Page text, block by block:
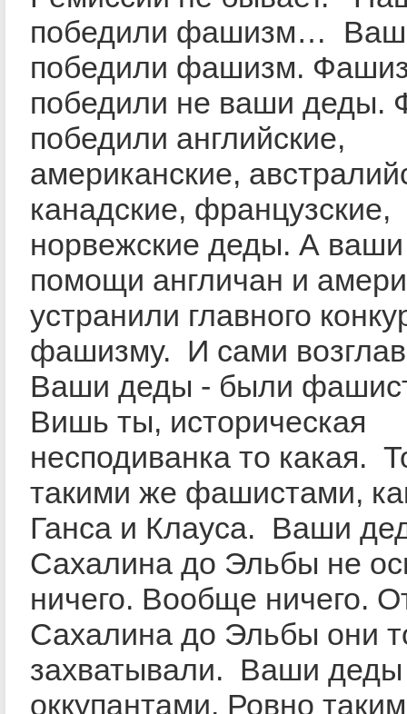
победили фашизм…
победили фашизм.
победили не ваши деды.
победили английские,
американские,
канадские, французские,
норвежские деды. А
помощи англичан и
устранили главного
фашизму. И сами
Ваши деды - были
Вишь ты, историческая
несподиванка то какая.
такими же фашистами,
Ганса и Клауса. Ваши
Сахалина до Эльбы не
ничего. Вообще ничего.
Сахалина до Эльбы они
захватывали. Ваши
оккупантами. Ровно